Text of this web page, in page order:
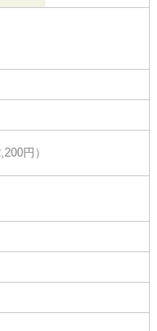
円）